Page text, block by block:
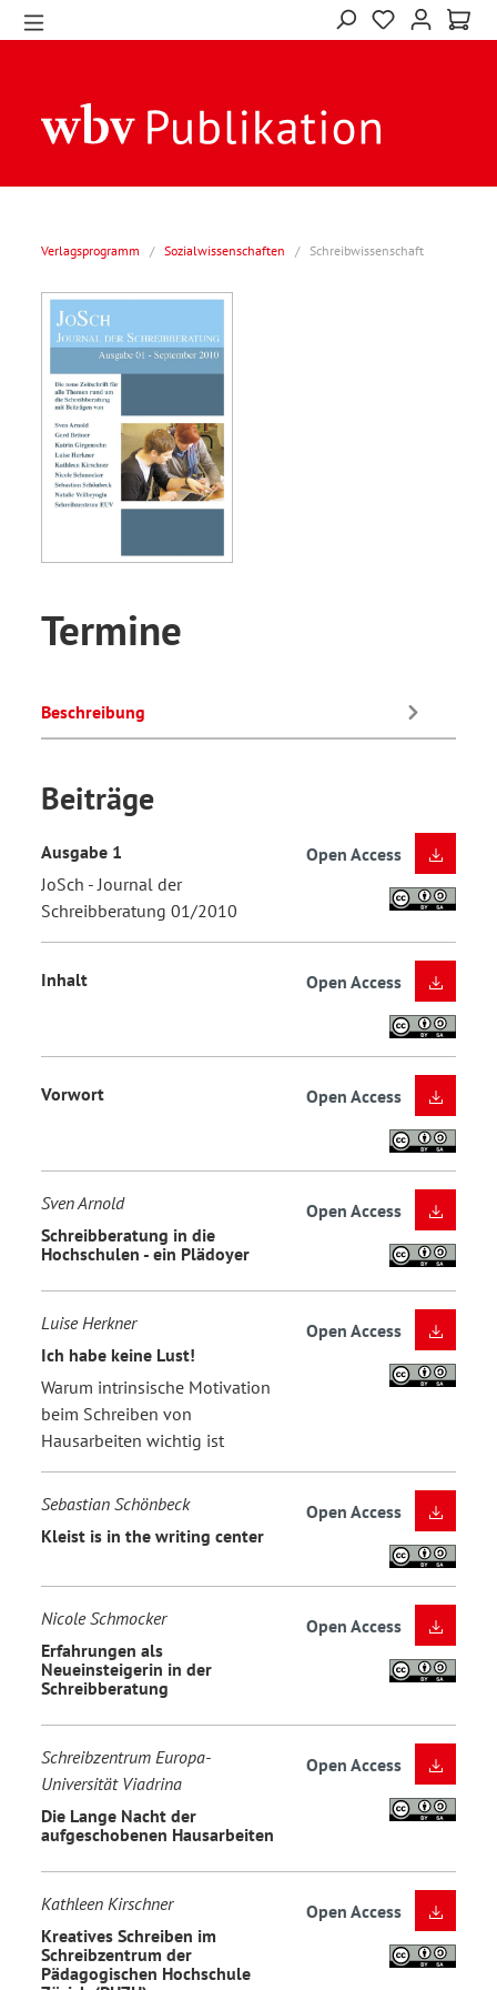
Verlagsprogramm / Sozialwissenschaften / Schreibwissenschaft
Termine
Beschreibung
Beiträge
Ausgabe 1
JoSch - Journal der
Schreibberatung 01/2010
Open Access
Inhalt Open Access
Vorwort Open Access
Sven Arnold
Schreibberatung in die
Hochschulen - ein Plädoyer
Open Access
Luise Herkner
Ich habe keine Lust!
Warum intrinsische Motivation
beim Schreiben von
Hausarbeiten wichtig ist
Open Access
Sebastian Schönbeck
Kleist is in the writing center
Open Access
Nicole Schmocker
Erfahrungen als
Neueinsteigerin in der
Schreibberatung
Open Access
Schreibzentrum Europa-
Universität Viadrina
Die Lange Nacht der
aufgeschobenen Hausarbeiten
Open Access
Kathleen Kirschner
Kreatives Schreiben im
Schreibzentrum der
Pädagogischen Hochschule
Open Access